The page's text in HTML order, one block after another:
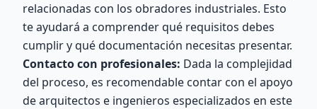
relacionadas con los obradores industriales. Esto
te ayudará a comprender qué requisitos debes
cumplir y qué documentación necesitas presentar.
Contacto con profesionales: Dada la complejidad
del proceso, es recomendable contar con el apoyo
de arquitectos e ingenieros especializados en este